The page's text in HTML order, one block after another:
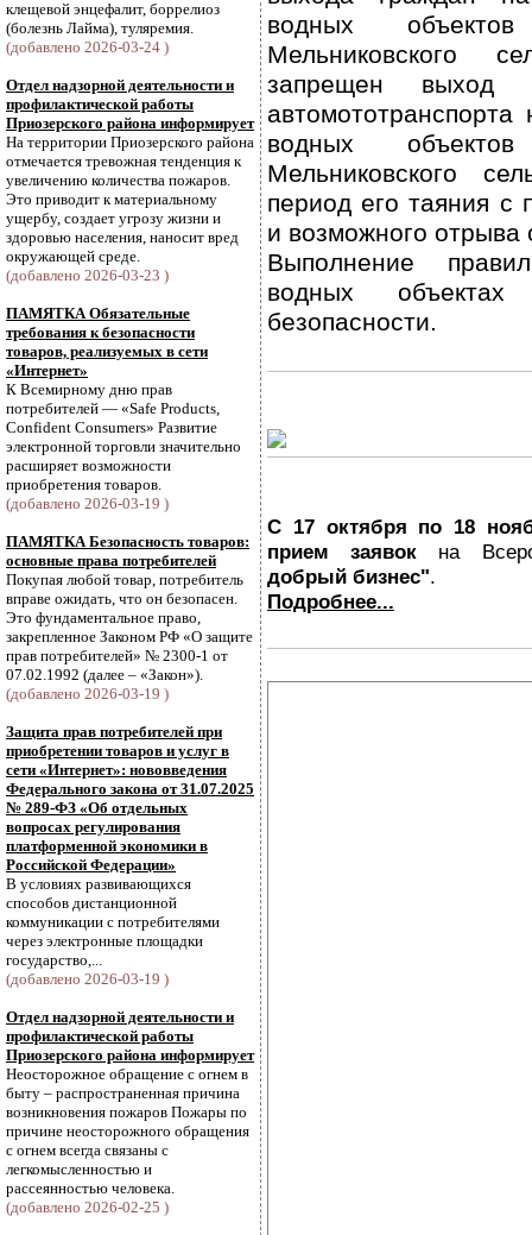
клещевой энцефалит, боррелиоз
(болезнь Лайма), туляремия.
(добавлено 2026-03-24 )
Отдел надзорной деятельности и
профилактической работы
Приозерского района информирует
На территории Приозерского района
отмечается тревожная тенденция к
увеличению количества пожаров.
Это приводит к материальному
ущербу, создает угрозу жизни и
здоровью населения, наносит вред
окружающей среде.
(добавлено 2026-03-23 )
ПАМЯТКА Обязательные
требования к безопасности
товаров, реализуемых в сети
«Интернет»
К Всемирному дню прав
потребителей — «Safe Products,
Confident Consumers» Развитие
электронной торговли значительно
расширяет возможности
приобретения товаров.
(добавлено 2026-03-19 )
ПАМЯТКА Безопасность товаров:
основные права потребителей
Покупая любой товар, потребитель
вправе ожидать, что он безопасен.
Это фундаментальное право,
закрепленное Законом РФ «О защите
прав потребителей» № 2300-1 от
07.02.1992 (далее – «Закон»).
(добавлено 2026-03-19 )
Защита прав потребителей при
приобретении товаров и услуг в
сети «Интернет»: нововведения
Федерального закона от 31.07.2025
№ 289-ФЗ «Об отдельных
вопросах регулирования
платформенной экономики в
Российской Федерации»
В условиях развивающихся
способов дистанционной
коммуникации с потребителями
через электронные площадки
государство,...
(добавлено 2026-03-19 )
Отдел надзорной деятельности и
профилактической работы
Приозерского района информирует
Неосторожное обращение с огнем в
быту – распространенная причина
возникновения пожаров Пожары по
причине неосторожного обращения
с огнем всегда связаны с
легкомысленностью и
рассеянностью человека.
(добавлено 2026-02-25 )
водных
Мельниковского
запрещен выход
водных
Мельниковского
период его таяния с
и возможного отрыва
Выполнение
водных
безопасности.
С 17 октября по 18
прием заявок на
добрый бизнес".
Подробнее...